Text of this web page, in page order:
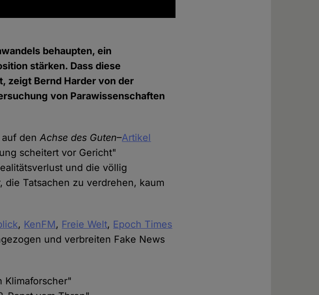
behaupten, ein
stärken. Dass diese
zeigt Bernd Harder von der
von Parawissenschaften
auf denAchse des Guten–Artikel
scheitert vor Gericht"
und die völlig
die Tatsachen zu verdrehen, kaum
, KenFM, Freie Welt, Epoch Times
und verbreiten Fake News
Klimaforscher"